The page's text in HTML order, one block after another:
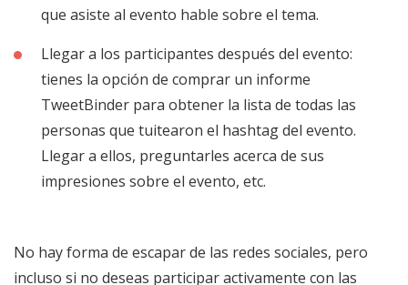
que asiste al evento hable sobre el tema.
Llegar a los participantes después del evento:
tienes la opción de comprar un informe
TweetBinder para obtener la lista de todas las
personas que tuitearon el hashtag del evento.
Llegar a ellos, preguntarles acerca de sus
impresiones sobre el evento, etc.
No hay forma de escapar de las redes sociales, pero
incluso si no deseas participar activamente con las